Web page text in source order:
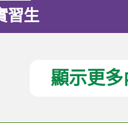
習生
顯示更多